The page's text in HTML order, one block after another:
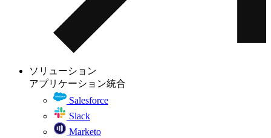
ソリューション
アプリケーション統合
Salesforce
Slack
Marketo